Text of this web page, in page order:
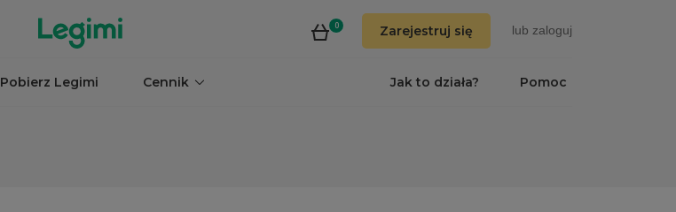
0 Zarejestruj się lub zaloguj
Pobierz Legimi Cennik Pomoc
Jak to działa?